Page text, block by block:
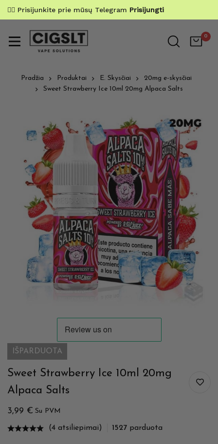
✌🏼 Prisijunkite prie mūsų Telegram Prisijungti
0
Pradžia Produktai E. Skysčiai
20mg e-skysčiai
Sweet Strawberry Ice 10ml 20mg Alpaca Salts
IŠPARDUOTA
Sweet Strawberry Ice 10ml 20mg
Alpaca Salts
3,99 € Su PVM
(4 atsiliepimai) 1527 parduota